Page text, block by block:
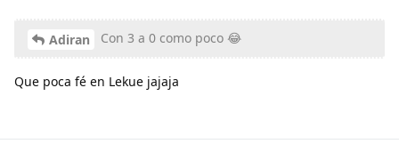
Adiran Con 3 a 0 como poco 😂
Que poca fé en Lekue jajaja